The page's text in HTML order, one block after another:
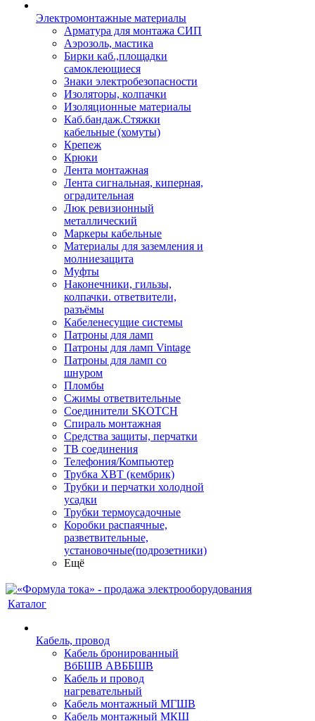
Электромонтажные материалы
Арматура для монтажа СИП
Аэрозоль, мастика
Бирки каб.,площадки
самоклеющиеся
Знаки электробезопасности
Изоляторы, колпачки
Изоляционные материалы
Каб.бандаж.Стяжки
кабельные (хомуты)
Крепеж
Крюки
Лента монтажная
Лента сигнальная, киперная,
оградительная
Люк ревизионный
металлический
Маркеры кабельные
Материалы для заземления и
молниезащита
Муфты
Наконечники, гильзы,
колпачки. ответвители,
разъёмы
Кабеленесущие системы
Патроны для ламп
Патроны для ламп Vintage
Патроны для ламп со
шнуром
Пломбы
Сжимы ответвительные
Соединители SKOTCH
Спираль монтажная
Средства защиты, перчатки
ТВ соединения
Телефония/Компьютер
Трубка ХВТ (кембрик)
Трубки и перчатки холодной
усадки
Трубки термоусадочные
Коробки распаячные,
разветвительные,
установочные(подрозетники)
Ещё
Каталог
Кабель, провод
Кабель бронированный
ВбБШВ АВББШВ
Кабель и провод
нагревательный
Кабель монтажный МГШВ
Кабель монтажный МКШ